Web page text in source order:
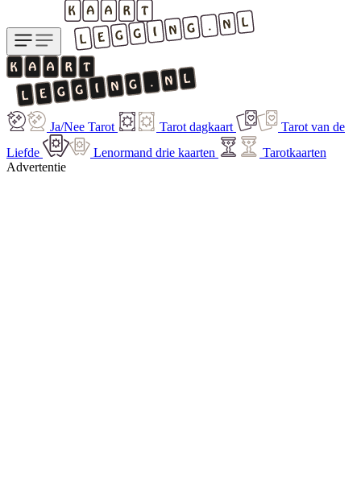
Ja/Nee Tarot Tarot dagkaart
Tarot van de
Liefde
Lenormand drie kaarten
Tarotkaarten
Advertentie